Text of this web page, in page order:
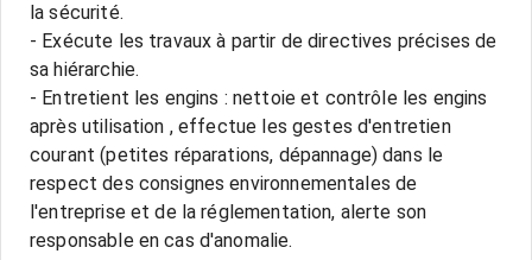
la sécurité.
- Exécute les travaux à partir de directives précises de
sa hiérarchie.
- Entretient les engins : nettoie et contrôle les engins
après utilisation , effectue les gestes d'entretien
courant (petites réparations, dépannage) dans le
respect des consignes environnementales de
l'entreprise et de la réglementation, alerte son
responsable en cas d'anomalie.